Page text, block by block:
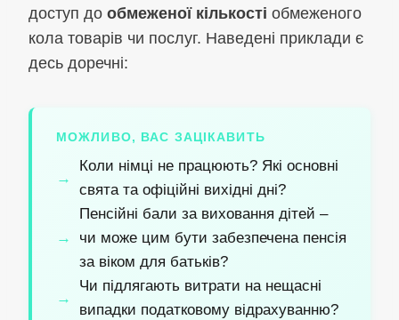
доступ до обмеженої кількості обмеженого
кола товарів чи послуг. Наведені приклади є
десь доречні:
МОЖЛИВО, ВАС ЗАЦІКАВИТЬ
Коли німці не працюють? Які основні
свята та офіційні вихідні дні?
Пенсійні бали за виховання дітей –
чи може цим бути забезпечена пенсія
за віком для батьків?
Чи підлягають витрати на нещасні
випадки податковому відрахуванню?